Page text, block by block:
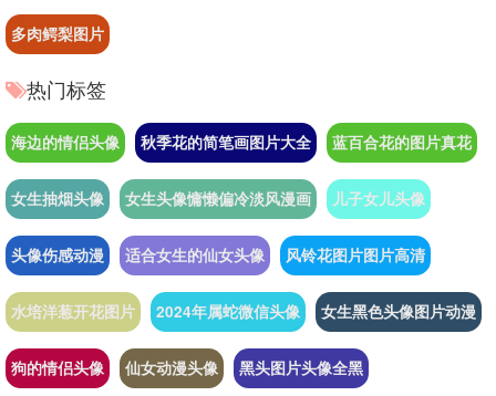
多肉鳄梨图片
热门标签
海边的情侣头像 秋季花的简笔画图片大全 蓝百合花的图片真花
女生抽烟头像 女生头像慵懒偏冷淡风漫画 儿子女儿头像
头像伤感动漫 适合女生的仙女头像 风铃花图片图片高清
水培洋葱开花图片 2024年属蛇微信头像 女生黑色头像图片动漫
狗的情侣头像 仙女动漫头像 黑头图片头像全黑